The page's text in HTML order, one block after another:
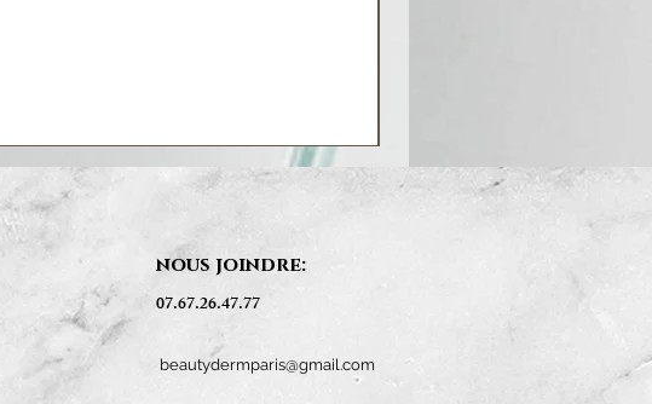
nous joindre:
07.67.26.47.77
beautydermparis@gmail.com